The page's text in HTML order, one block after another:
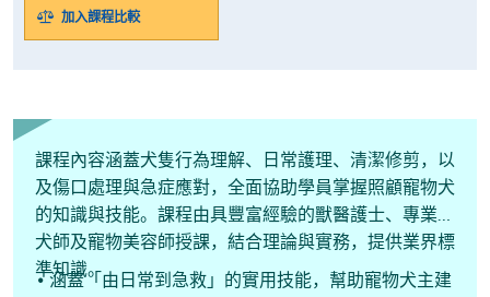
加入課程比較
課程內容涵蓋犬隻行為理解、日常護理、清潔修剪，以
及傷口處理與急症應對，全面協助學員掌握照顧寵物犬
的知識與技能。課程由具豐富經驗的獸醫護士、專業訓
犬師及寵物美容師授課，結合理論與實務，提供業界標
準知識。
涵蓋「由日常到急救」的實用技能，幫助寵物犬主建